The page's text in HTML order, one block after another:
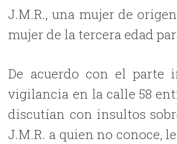
J.M.R., una mujer de
mujer de la tercera edad
De acuerdo con el parte
vigilancia en la calle 58
discutían con insultos
J.M.R. a quien no conoce,